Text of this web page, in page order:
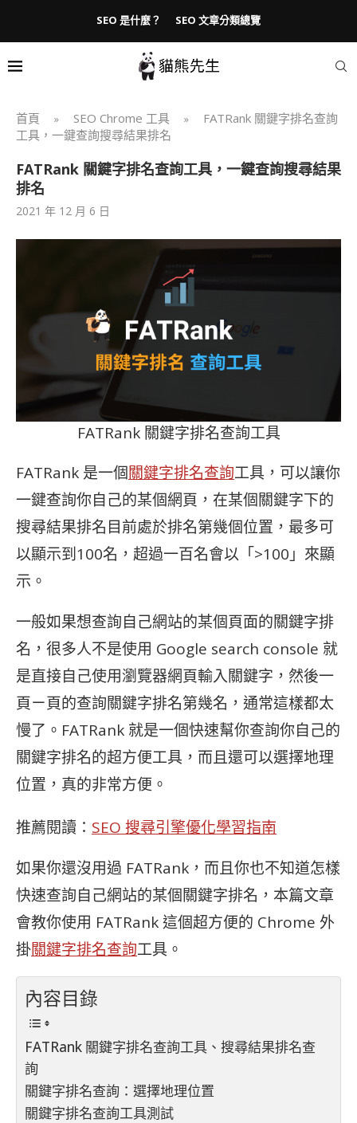
SEO 是什麼？ SEO 文章分類總覽
首頁 » SEO Chrome 工具 »
FATRank 關鍵字排名查詢
工具，一鍵查詢搜尋結果排名
FATRank 關鍵字排名查詢工具，一鍵查詢搜尋結果
排名
2021 年 12 月 6 日
FATRank 關鍵字排名查詢工具
FATRank 是一個關鍵字排名查詢工具，可以讓你
一鍵查詢你自己的某個網頁，在某個關鍵字下的
搜尋結果排名目前處於排名第幾個位置，最多可
以顯示到100名，超過一百名會以「>100」來顯
示。
一般如果想查詢自己網站的某個頁面的關鍵字排
名，很多人不是使用 Google search console 就
是直接自己使用瀏覽器網頁輸入關鍵字，然後一
頁ㄧ頁的查詢關鍵字排名第幾名，通常這樣都太
慢了。FATRank 就是一個快速幫你查詢你自己的
關鍵字排名的超方便工具，而且還可以選擇地理
位置，真的非常方便。
推薦閱讀： SEO 搜尋引擎優化學習指南
如果你還沒用過 FATRank，而且你也不知道怎樣
快速查詢自己網站的某個關鍵字排名，本篇文章
會教你使用 FATRank 這個超方便的 Chrome 外
掛關鍵字排名查詢工具。
內容目錄
FATRank 關鍵字排名查詢工具、搜尋結果排名查
詢
關鍵字排名查詢：選擇地理位置
關鍵字排名查詢工具測試